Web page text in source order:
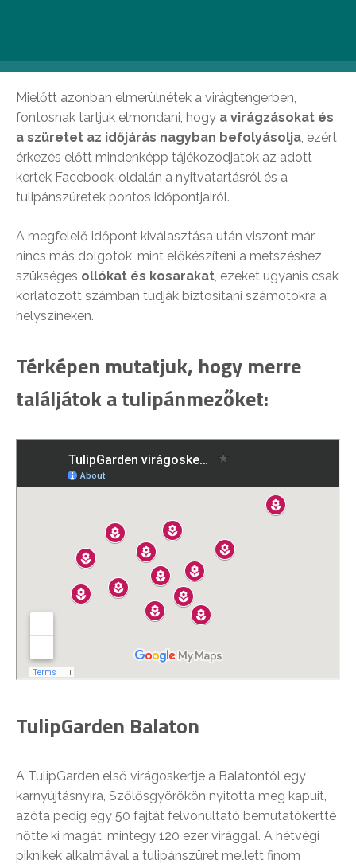
élményből egy kis szeletet.
Mielőtt azonban elmerülnétek a virágtengerben,
fontosnak tartjuk elmondani, hogy a virágzásokat és
a szüretet az időjárás nagyban befolyásolja, ezért
érkezés előtt mindenképp tájékozódjatok az adott
kertek Facebook-oldalán a nyitvatartásról és a
tulipánszüretek pontos időpontjairól.
A megfelelő időpont kiválasztása után viszont már
nincs más dolgotok, mint előkészíteni a metszéshez
szükséges ollókat és kosarakat, ezeket ugyanis csak
korlátozott számban tudják biztosítani számotokra a
helyszíneken.
Térképen mutatjuk, hogy merre
találjátok a tulipánmezőket:
TulipGarden Balaton
A TulipGarden első virágoskertje a Balatontól egy
karnyújtásnyira, Szőlősgyörökön nyitotta meg kapuit,
azóta pedig egy 50 fajtát felvonultató bemutatókertté
nőtte ki magát, mintegy 120 ezer virággal. A hétvégi
piknikek alkalmával a tulipánszüret mellett finom